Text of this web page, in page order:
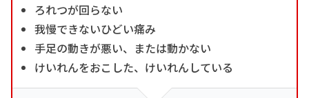
ろれつが回らない
我慢できないひどい痛み
手足の動きが悪い、または動かない
けいれんをおこした、けいれんしている